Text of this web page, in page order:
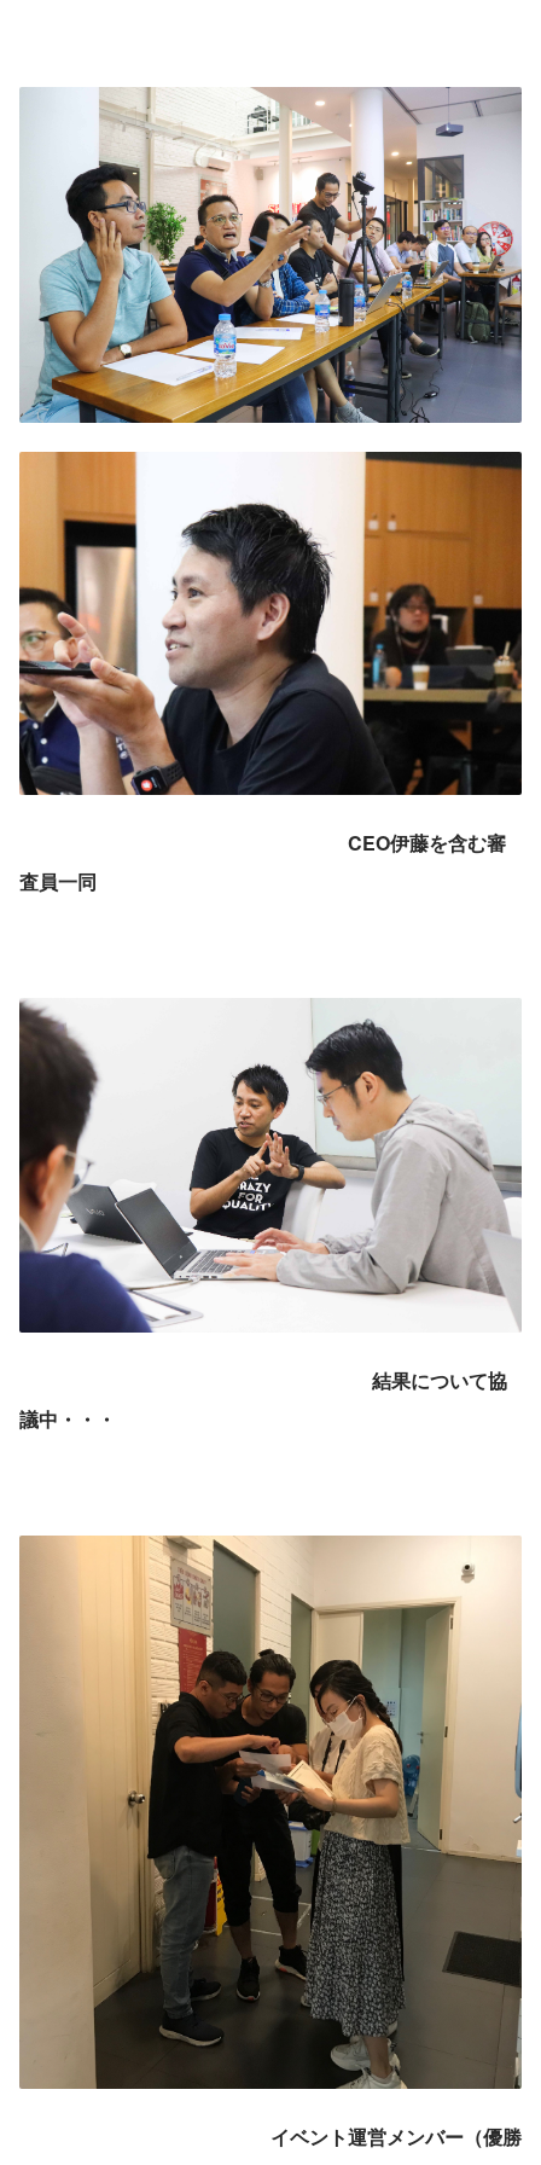
CEO伊藤を含む審
査員一同
結果について協
議中・・・
イベント運営メンバー（優勝